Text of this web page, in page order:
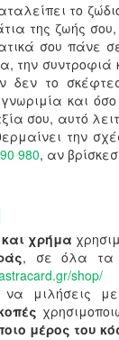
το
της ζωής
σου πάνε
την
δεν το
και
σου, αυτό
την
980, αν
χρήμα
, σε όλα τα
shop/
μιλήσεις
μέρος του